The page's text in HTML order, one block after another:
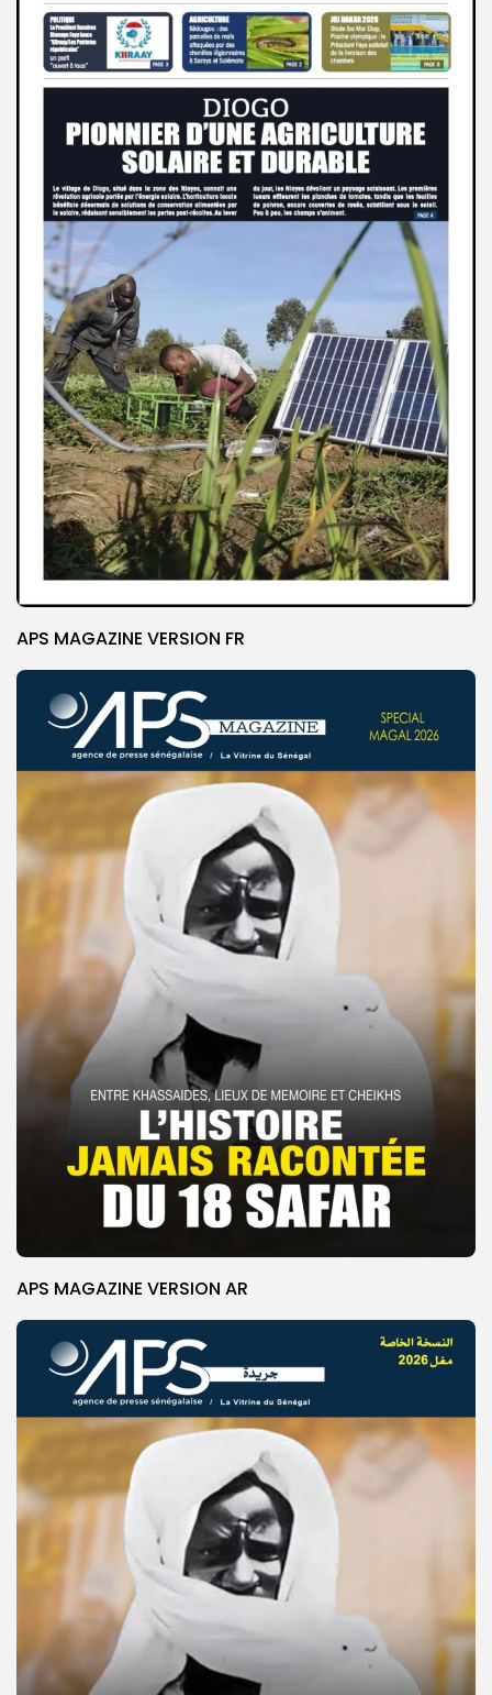
© Copyright 2025, APS
APS MAGAZINE VERSION FR
APS MAGAZINE VERSION AR